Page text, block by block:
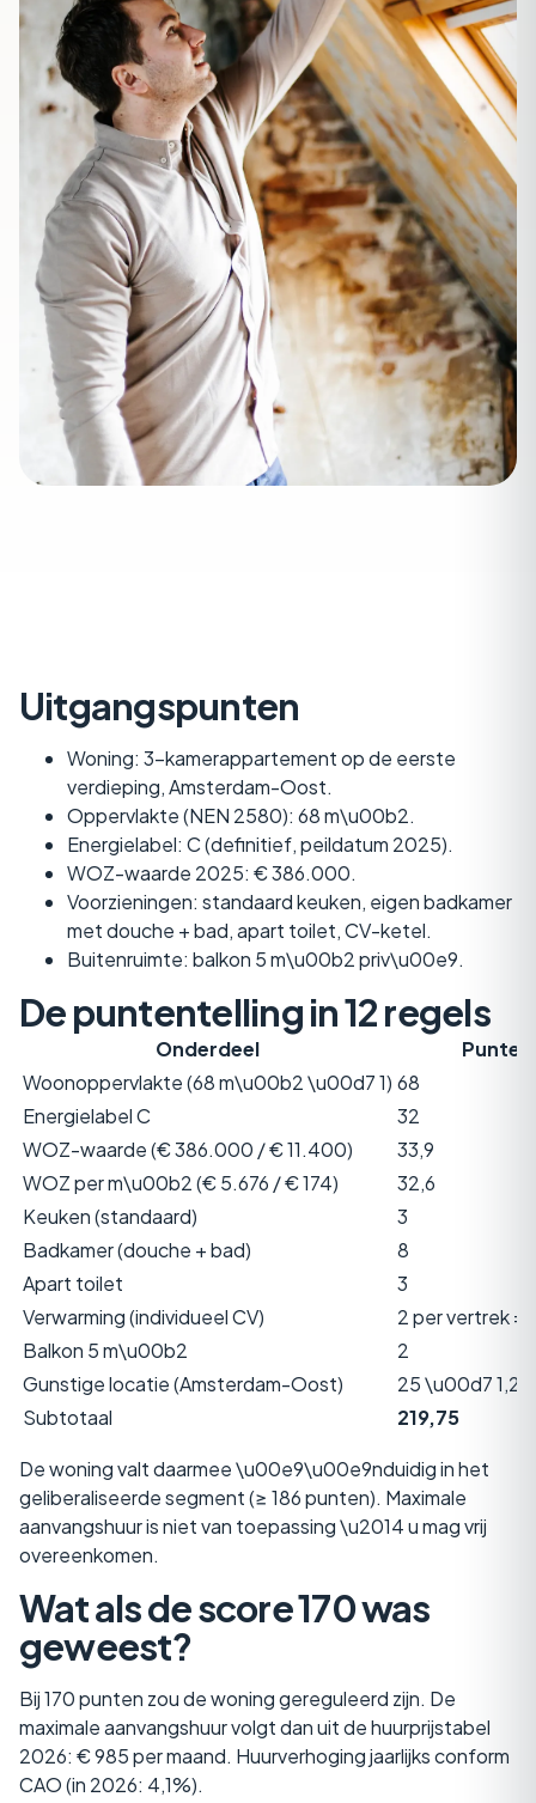
Uitgangspunten
Woning: 3-kamerappartement op de eerste
verdieping, Amsterdam-Oost.
Oppervlakte (NEN 2580): 68 m\u00b2.
Energielabel: C (definitief, peildatum 2025).
WOZ-waarde 2025: € 386.000.
Voorzieningen: standaard keuken, eigen badkamer
met douche + bad, apart toilet, CV-ketel.
Buitenruimte: balkon 5 m\u00b2 priv\u00e9.
De puntentelling in 12 regels
Onderdeel
Punten
Woonoppervlakte (68 m\u00b2 \u00d7 1) 68
Energielabel C
32
WOZ-waarde (€ 386.000 / € 11.400)
33,9
WOZ per m\u00b2 (€ 5.676 / € 174)
32,6
Keuken (standaard)
3
Badkamer (douche + bad)
8
Apart toilet
3
Verwarming (individueel CV)
2 per vertrek =
Balkon 5 m\u00b2
2
Gunstige locatie (Amsterdam-Oost)
25 \u00d7 1,25
Subtotaal
219,75
De woning valt daarmee \u00e9\u00e9nduidig in het
geliberaliseerde segment (≥ 186 punten). Maximale
aanvangshuur is niet van toepassing \u2014 u mag vrij
overeenkomen.
Wat als de score 170 was
geweest?
Bij 170 punten zou de woning gereguleerd zijn. De
maximale aanvangshuur volgt dan uit de huurprijstabel
2026: € 985 per maand. Huurverhoging jaarlijks conform
CAO (in 2026: 4,1%).